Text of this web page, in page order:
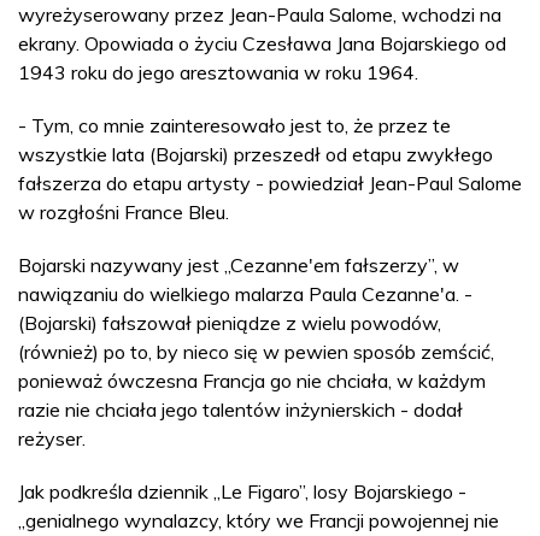
wyreżyserowany przez Jean-Paula Salome, wchodzi na
ekrany. Opowiada o życiu Czesława Jana Bojarskiego od
1943 roku do jego aresztowania w roku 1964.
- Tym, co mnie zainteresowało jest to, że przez te
wszystkie lata (Bojarski) przeszedł od etapu zwykłego
fałszerza do etapu artysty - powiedział Jean-Paul Salome
w rozgłośni France Bleu.
Bojarski nazywany jest „Cezanne'em fałszerzy”, w
nawiązaniu do wielkiego malarza Paula Cezanne'a. -
(Bojarski) fałszował pieniądze z wielu powodów,
(również) po to, by nieco się w pewien sposób zemścić,
ponieważ ówczesna Francja go nie chciała, w każdym
razie nie chciała jego talentów inżynierskich - dodał
reżyser.
Jak podkreśla dziennik „Le Figaro”, losy Bojarskiego -
„genialnego wynalazcy, który we Francji powojennej nie